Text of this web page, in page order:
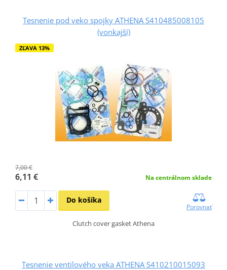
Tesnenie pod veko spojky ATHENA S410485008105
(vonkajší)
ZĽAVA 13%
7,00 €
6,11 € Na centrálnom sklade
Do košíka
Porovnať
Clutch cover gasket Athena
Tesnenie ventilového veka ATHENA S410210015093